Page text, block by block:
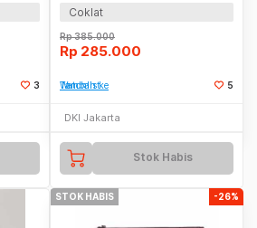
3
Coklat
Rp385.000
Rp 285.000
Tambah ke Watchlist 5
DKI Jakarta
Stok Habis
STOK HABIS -26%